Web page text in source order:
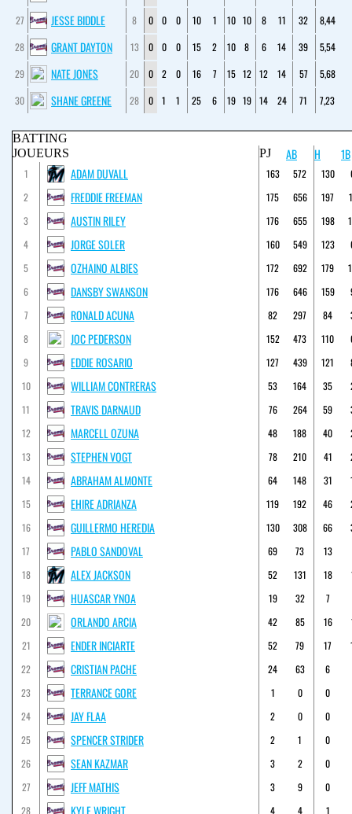
27 JESSE BIDDLE 8 0 0 0 10 1 10 10 8 11 32
8,44
28
GRANT DAYTON 13 0 0 0 15 2 10 8 6 14 39
5,54
29
NATE JONES 20 0 2 0 16 7 15 12 12 14 57
5,68
30
SHANE GREENE 28 0 1 1 25 6 19 19 14 24 71 7,23
BATTING
JOUEURS
PJ AB H 1B
1 ADAM DUVALL 163 572 130
2
FREDDIE FREEMAN 175 656 197
3
AUSTIN RILEY 176 655 198
4
JORGE SOLER 160 549 123
5
OZHAINO ALBIES 172 692 179
6
DANSBY SWANSON 176 646 159
7
RONALD ACUNA 82 297 84
8
JOC PEDERSON 152 473 110
9
EDDIE ROSARIO 127 439 121
10
WILLIAM CONTRERAS 53 164 35
11
TRAVIS DARNAUD 76 264 59
12
MARCELL OZUNA 48 188 40
13
STEPHEN VOGT 78 210 41
14
ABRAHAM ALMONTE 64 148 31
15
EHIRE ADRIANZA 119 192 46
16
GUILLERMO HEREDIA 130 308 66
17
PABLO SANDOVAL 69 73
13
18
ALEX JACKSON 52 131 18
19
HUASCAR YNOA 19 32
7
20
ORLANDO ARCIA 42 85 16
21
ENDER INCIARTE 52 79 17
22
CRISTIAN PACHE 24 63
6
23
TERRANCE GORE 1 0
0
24
JAY FLAA 2 0
0
25
SPENCER STRIDER 2 1
0
26
SEAN KAZMAR 3 2
0
27
JEFF MATHIS 3 9
0
28
KYLE WRIGHT 4 4
1